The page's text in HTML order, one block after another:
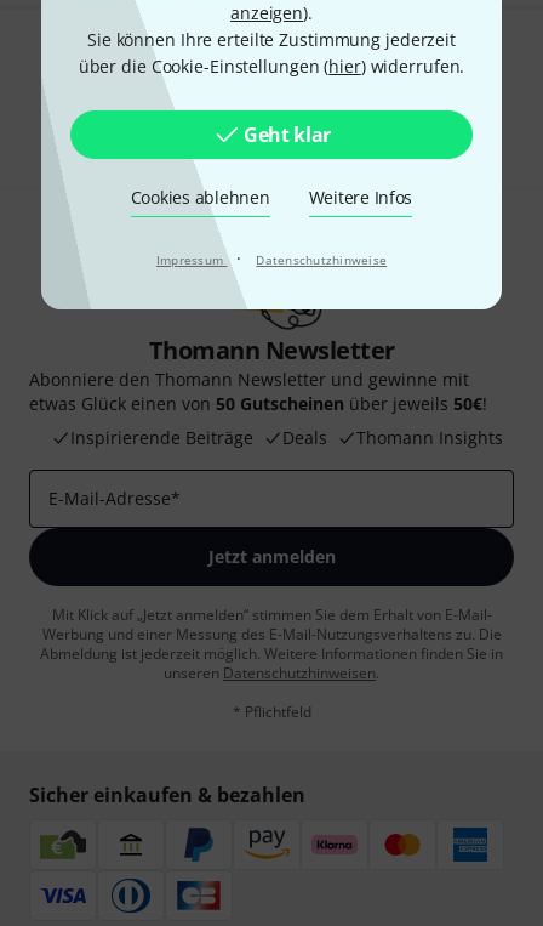
anzeigen).
Sie können Ihre erteilte Zustimmung jederzeit
über die Cookie-Einstellungen (hier) widerrufen.
Geht klar
Cookies ablehnen Weitere Infos
Impressum · Datenschutzhinweise
Gefällt Ihnen, was Sie sehen?
Teilen Hilfe & Feedback
Thomann Newsletter
Abonniere den Thomann Newsletter und gewinne mit
etwas Glück einen von 50 Gutscheinen über jeweils 50€!
Inspirierende Beiträge
Deals Thomann Insights
E-Mail-Adresse*
Jetzt anmelden
Mit Klick auf „Jetzt anmelden“ stimmen Sie dem Erhalt von E-Mail-
Werbung und einer Messung des E-Mail-Nutzungsverhaltens zu. Die
Abmeldung ist jederzeit möglich. Weitere Informationen finden Sie in
unseren Datenschutzhinweisen.
* Pflichtfeld
Sicher einkaufen & bezahlen